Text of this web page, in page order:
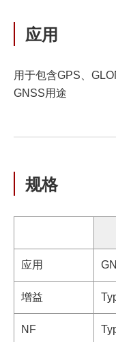
应用
用于包含GPS、
GNSS用途
规格
应用
增益
NF